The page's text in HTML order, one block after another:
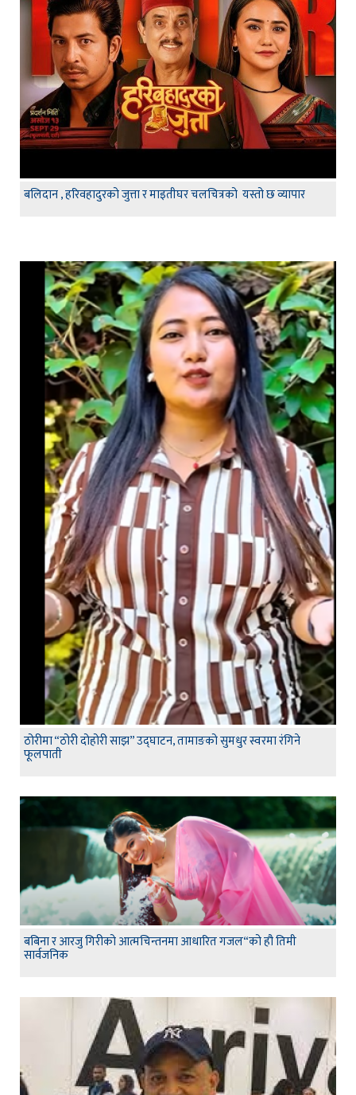
बलिदान , हरिवहादुरको जुत्ता र माइतीघर चलचित्रको यस्तो छ व्यापार
ठोरीमा “ठोरी दोहोरी साझ” उद्घाटन, तामाङको सुमधुर स्वरमा रंगिने
फूलपाती
बबिना र आरजु गिरीको आत्मचिन्तनमा आधारित गजल“को हौ तिमी
सार्वजनिक